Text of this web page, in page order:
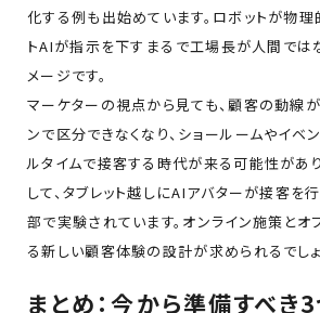
化する例も出始めています。ロボットが物理
トAIが指示を下す――まるで工場長が人間で
メージです。
マーケターの視点から見ても、顧客の動線
ンで区分できなくなり、ショールームやイベ
ルタイムで接客する時代が来る可能性があ
して、タブレット越しにAIアバターが接客を
部で実験されています。オンライン施策とオ
る新しい顧客体験の設計が求められるでしょ
まとめ：今から準備すべき